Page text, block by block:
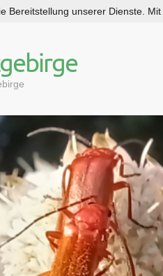
Bereitstellung unserer Dienste.